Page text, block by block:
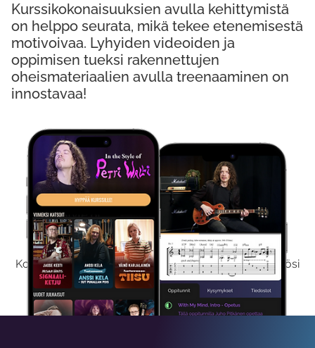
Kokeile Ilmaiseksi
Kokeilemalla ilmaiseksi saat koko sisältömme käyttöösi
viikon ajaksi.
Kurssikokonaisuuksien avulla kehittymistä
on helppo seurata, mikä tekee etenemisestä
motivoivaa. Lyhyiden videoiden ja
oppimisen tueksi rakennettujen
oheismateriaalien avulla treenaaminen on
innostavaa!